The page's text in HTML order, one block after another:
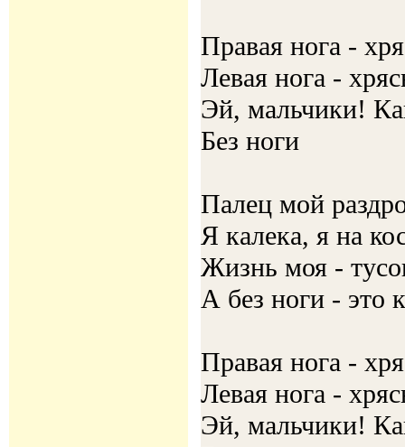
Правая нога -
Левая нога -
Эй, мальчики!
Без ноги
Палец мой
Я калека, я на
Жизнь моя -
А без ноги - это
Правая нога -
Левая нога -
Эй, мальчики!